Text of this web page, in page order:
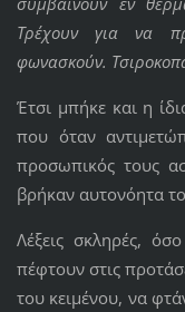
Τρέχουν για να
φωνασκούν.
Έτσι μπήκε και η
που όταν
προσωπικός τους
βρήκαν αυτονόητα
Λέξεις σκληρές,
πέφτουν στις
του κειμένου, να